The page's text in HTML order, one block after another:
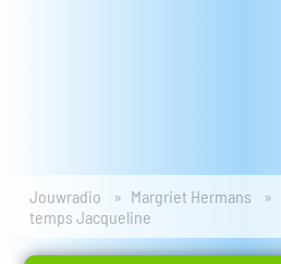
Jouwradio Margriet Hermans
temps Jacqueline